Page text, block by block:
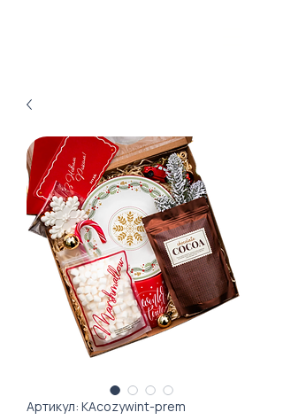
Артикул: KAcozywint-prem